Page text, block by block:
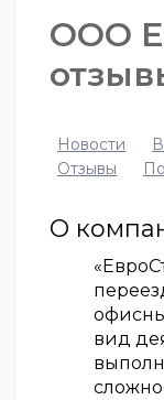
ООО
Новости
Отзывы
О
вид